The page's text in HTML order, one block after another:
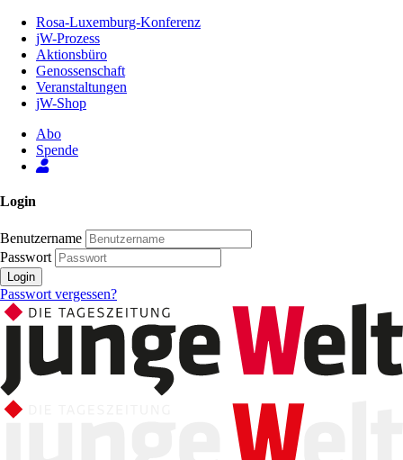
Inhalt
Seite
Rosa-Luxemburg-Konferenz
jW-Prozess
Aktionsbüro
Genossenschaft
Veranstaltungen
jW-Shop
Abo
Spende
Login
Benutzername
Passwort
Login
Passwort vergessen?